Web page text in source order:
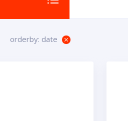
orderby: date